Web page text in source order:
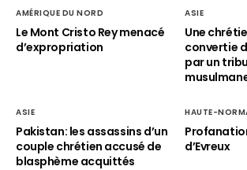
AMÉRIQUE DU NORD
Le Mont Cristo Rey menacé
d’expropriation
ASIE
Une
convertie
par un
ASIE
Pakistan: les assassins d’un
couple chrétien accusé de
blasphème acquittés
HAUTE-
d’Evreux